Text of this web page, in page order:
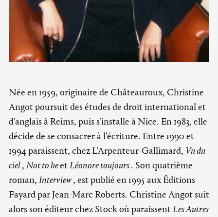
Née en 1959, originaire de Châteauroux, Christine
Angot poursuit des études de droit international et
d'anglais à Reims, puis s'installe à Nice. En 1983, elle
décide de se consacrer à l'écriture. Entre 1990 et
1994 paraissent, chez L'Arpenteur-Gallimard, Vu du
ciel, Not to beet Léonore toujours. Son quatrième
roman, Interview, est publié en 1995 aux Éditions
Fayard par Jean-Marc Roberts. Christine Angot suit
alors son éditeur chez Stock où paraissent Les Autres